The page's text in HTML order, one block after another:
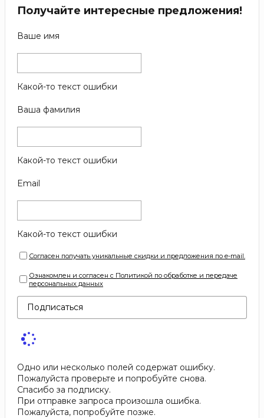
Получайте интересные предложения!
Ваше имя
Какой-то текст ошибки
Ваша фамилия
Какой-то текст ошибки
Email
Какой-то текст ошибки
Согласен получать уникальные скидки и предложения по e-mail.
Ознакомлен и согласен с Политикой по обработке и передаче
персональных данных
Подписаться
Одно или несколько полей содержат ошибку.
Пожалуйста проверьте и попробуйте снова.
Спасибо за подписку.
При отправке запроса произошла ошибка.
Пожалуйста, попробуйте позже.